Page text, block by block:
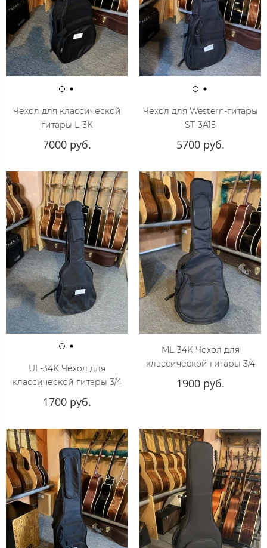
Чехол для классической
гитары L-3K
7000 руб.
Чехол для Western-гитары
ST-3A15
5700 руб.
UL-34K Чехол для
классической гитары 3/4
1700 руб.
ML-34K Чехол для
классической гитары 3/4
1900 руб.